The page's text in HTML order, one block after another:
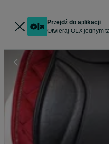
Przejdź do aplikacji
Otwieraj OLX jednym